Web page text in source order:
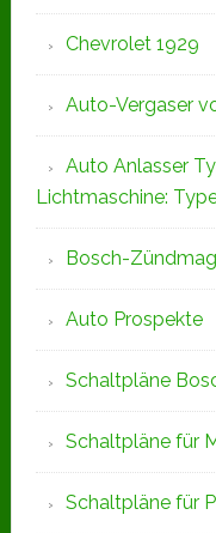
Chevrolet 1929
Auto-Vergaser
Auto Anlasser
Lichtmaschine:
Bosch-
Auto Prospekte
Schaltpläne
Schaltpläne für
Schaltpläne für